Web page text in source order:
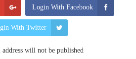
Login With Facebook
With Twitter
will not be published.